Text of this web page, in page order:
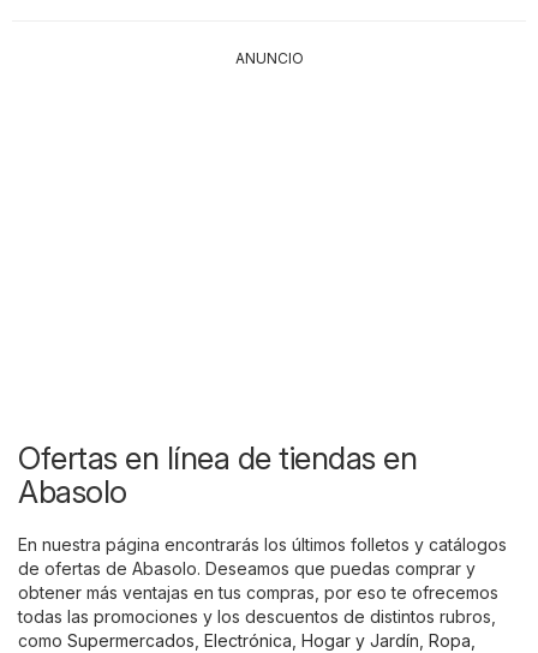
ANUNCIO
Ofertas en línea de tiendas en
Abasolo
En nuestra página encontrarás los últimos folletos y catálogos
de ofertas de Abasolo. Deseamos que puedas comprar y
obtener más ventajas en tus compras, por eso te ofrecemos
todas las promociones y los descuentos de distintos rubros,
como Supermercados Electrónica Hogar y Jardín Ropa,